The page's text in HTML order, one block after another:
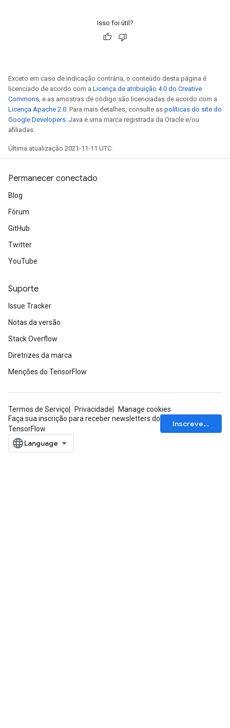
Isso foi útil?
Exceto em caso de indicação contrária, o conteúdo desta página é
licenciado de acordo com a Licença de atribuição 4.0 do Creative
Commons , e as amostras de código são licenciadas de acordo com a
Licença Apache 2.0 . Para mais detalhes, consulte as políticas do site do
Google Developers . Java é uma marca registrada da Oracle e/ou
afiliadas.
Última atualização 2021-11-11 UTC.
Permanecer conectado
Blog
Fórum
GitHub
Twitter
YouTube
Suporte
Issue Tracker
Notas da versão
Stack Overflow
Diretrizes da marca
Menções do TensorFlow
Termos de Serviço Privacidade
Manage cookies
Faça sua inscrição para receber newsletters do
TensorFlow
Inscrever-se